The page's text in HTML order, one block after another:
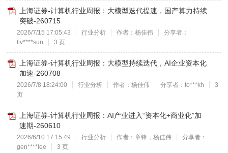
上海证券-计算机行业周报：大模型迭代提速，国产算力持续
突破-260715
2026/7/15 17:05:43 行业分析 作者：杨佳伟
分享者：
liv****sun
3 页
上海证券-计算机行业周报：大模型持续迭代，AI企业资本化
加速-260708
2026/7/8 18:24:00 行业分析 作者：杨佳伟 分享者：to***kh
3
页
上海证券-计算机行业周报：AI产业进入“资本化+商业化”加
速期-260610
2026/6/10 17:15:49 行业分析 作者：章锋，杨佳伟
分享者：
gen****lee
3 页